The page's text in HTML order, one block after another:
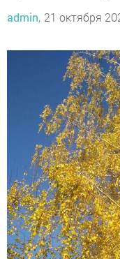
admin, 21 октября